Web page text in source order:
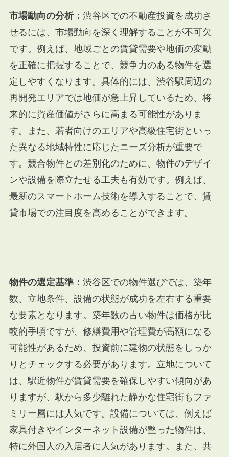
市場動向の分析： 渋谷区での不動産投資を成功さ
せるには、市場動向を深く理解することが不可欠
です。例えば、地域ごとの賃貸需要や地価の変動
を正確に把握することで、競争力のある物件を選
定しやすくなります。具体的には、渋谷駅周辺の
再開発エリアでは地価が急上昇しているため、将
来的に資産価値がさらに高まる可能性がありま
す。また、若者向けのエリアや高級住宅街といっ
た異なる地域特性に応じたニーズ分析が重要で
す。競合物件との差別化のために、物件のデザイ
ンや設備を際立たせる工夫も有効です。例えば、
最新のスマートホーム技術を導入することで、賃
貸市場での注目度を高めることができます。
物件の選定基準： 渋谷区での物件選びでは、築年
数、立地条件、設備の状態が成功を左右する重要
な要素となります。築年数の古い物件は価格が比
較的手頃ですが、修繕費用や管理費が高額になる
可能性があるため、投資前に建物の状態をしっか
りとチェックする必要があります。立地について
は、駅近物件が賃貸需要を確保しやすい傾向があ
りますが、駅から多少離れた静かな住宅街もファ
ミリー層には人気です。設備については、例えば
家具付きやインターネット設備が整った物件は、
特に外国人の入居者に人気があります。また、共